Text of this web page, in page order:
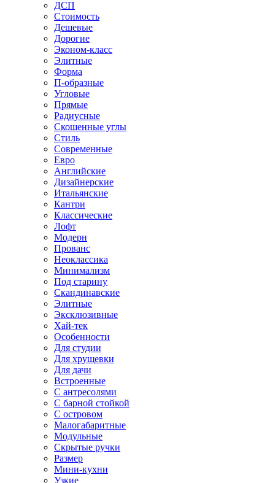
ДСП
Стоимость
Дешевые
Дорогие
Эконом-класс
Элитные
Форма
П-образные
Угловые
Прямые
Радиусные
Скошенные углы
Стиль
Современные
Евро
Английские
Дизайнерские
Итальянские
Кантри
Классические
Лофт
Модерн
Прованс
Неоклассика
Минимализм
Под старину
Скандинавские
Элитные
Эксклюзивные
Хай-тек
Особенности
Для студии
Для хрущевки
Для дачи
Встроенные
С антресолями
С барной стойкой
С островом
Малогабаритные
Модульные
Скрытые ручки
Размер
Мини-кухни
Узкие